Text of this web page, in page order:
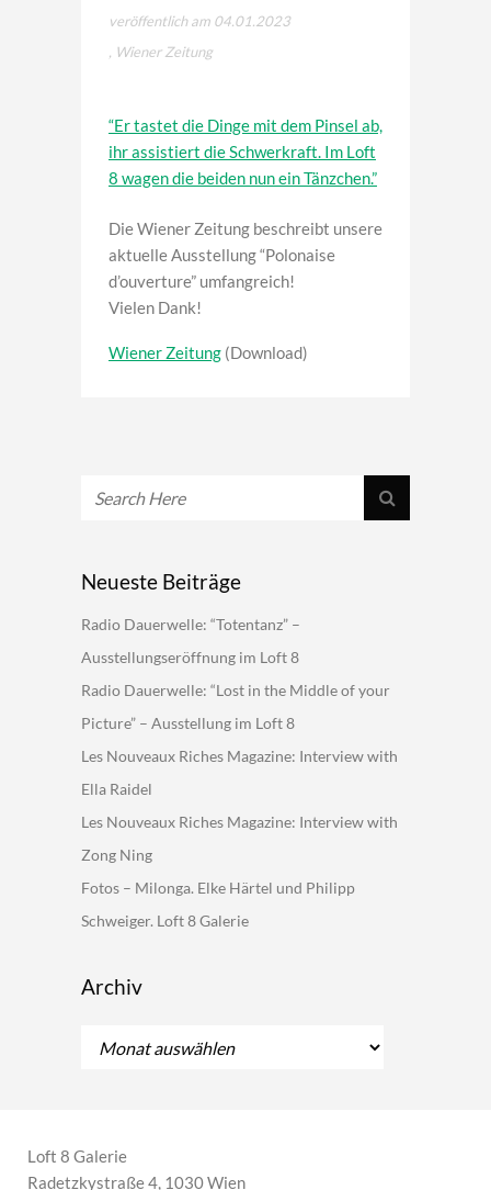
veröffentlich am 04.01.2023
, Wiener Zeitung
“Er tastet die Dinge mit dem Pinsel ab,
ihr assistiert die Schwerkraft. Im Loft
8 wagen die beiden nun ein Tänzchen.”
Die Wiener Zeitung beschreibt unsere
aktuelle Ausstellung “Polonaise
d’ouverture” umfangreich!
Vielen Dank!
Wiener Zeitung (Download)
Neueste Beiträge
Radio Dauerwelle: “Totentanz” –
Ausstellungseröffnung im Loft 8
Radio Dauerwelle: “Lost in the Middle of your
Picture” – Ausstellung im Loft 8
Les Nouveaux Riches Magazine: Interview with
Ella Raidel
Les Nouveaux Riches Magazine: Interview with
Zong Ning
Fotos – Milonga. Elke Härtel und Philipp
Schweiger. Loft 8 Galerie
Archiv
Loft 8 Galerie
Radetzkystraße 4, 1030 Wien